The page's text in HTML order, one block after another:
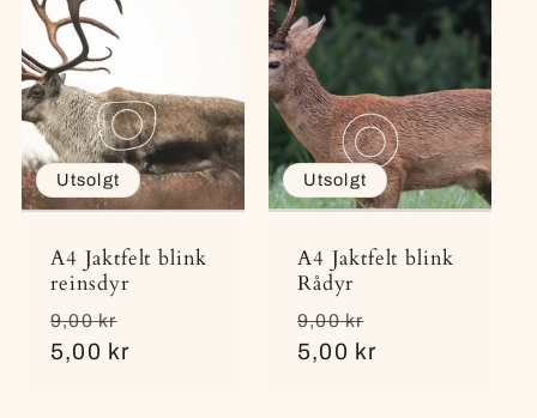
Utsolgt
A4 Jaktfelt blink
reinsdyr
Vanlig
pris
9,00 kr
5,00 kr
Utsolgt
A4 Jaktfelt blink
Rådyr
Vanlig
pris
9,00 kr
5,00 kr